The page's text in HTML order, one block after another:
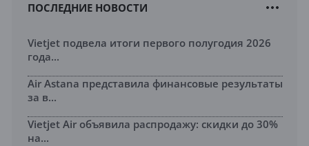
ПОСЛЕДНИЕ НОВОСТИ
Vietjet подвела итоги первого полугодия 2026
года...
Air Astana представила финансовые результаты
за в...
Vietjet Air объявила распродажу: скидки до 30%
на...